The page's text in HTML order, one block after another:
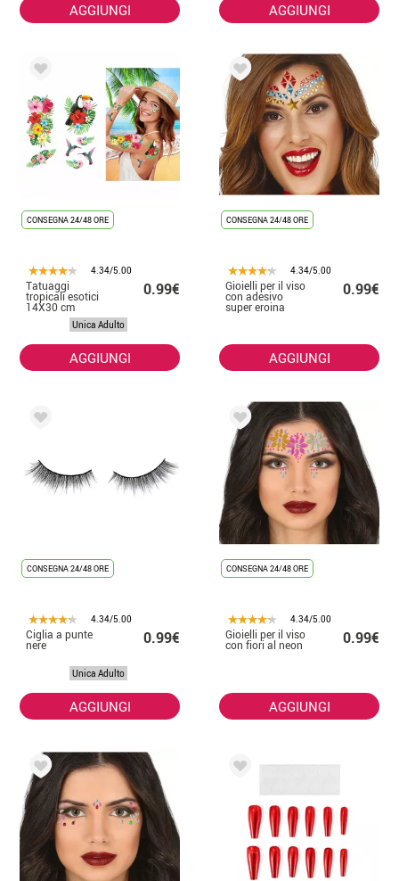
AGGIUNGI AGGIUNGI
CONSEGNA 24/48 ORE
4.34/5.00
Tatuaggi
tropicali esotici
14X30 cm
0.99€
Unica Adulto
AGGIUNGI
CONSEGNA 24/48 ORE
4.34/5.00
Gioielli per il viso
con adesivo
super eroina
0.99€
AGGIUNGI
CONSEGNA 24/48 ORE
4.34/5.00
Ciglia a punte
nere 0.99€
Unica Adulto
AGGIUNGI
CONSEGNA 24/48 ORE
4.34/5.00
Gioielli per il viso
con fiori al neon 0.99€
AGGIUNGI